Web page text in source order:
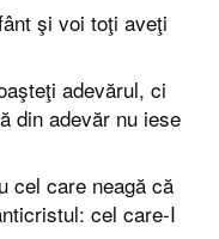
şi voi toţi aveţi
adevărul, ci
din adevăr nu iese
cel care neagă că
cel care-I